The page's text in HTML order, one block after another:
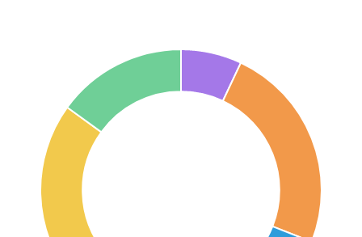
Paris
arrondissement
15 155 €
83000 - Toulon